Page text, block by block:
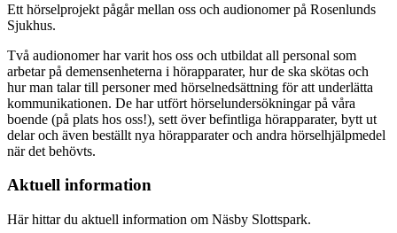
Ett hörselprojekt pågår mellan oss och audionomer på Rosenlunds
Sjukhus.
Två audionomer har varit hos oss och utbildat all personal som
arbetar på demensenheterna i hörapparater, hur de ska skötas och
hur man talar till personer med hörselnedsättning för att underlätta
kommunikationen. De har utfört hörselundersökningar på våra
boende (på plats hos oss!), sett över befintliga hörapparater, bytt ut
delar och även beställt nya hörapparater och andra hörselhjälpmedel
när det behövts.
Aktuell information
Här hittar du aktuell information om Näsby Slottspark.